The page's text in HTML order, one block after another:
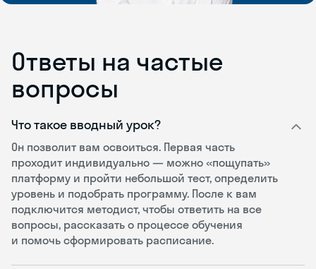
Ответы на частые
вопросы
Что такое вводный урок?
Он позволит вам освоиться. Первая часть
проходит индивидуально — можно «пощупать»
платформу и пройти небольшой тест, определить
уровень и подобрать программу. После к вам
подключится методист, чтобы ответить на все
вопросы, рассказать о процессе обучения
и помочь сформировать расписание.